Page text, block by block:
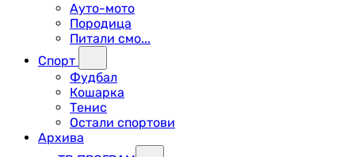
Ауто-мото
Породица
Питали смо...
Спорт
Фудбал
Кошарка
Тенис
Остали спортови
Архива